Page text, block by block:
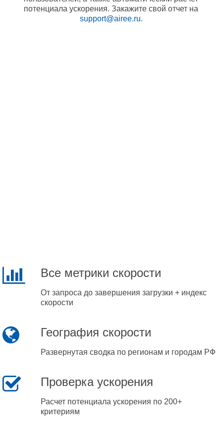
потенциала ускорения. Закажите свой отчет на
support@airee.ru.
Все метрики скорости
От запроса до завершения загрузки + индекс
скорости
География скорости
Развернутая сводка по регионам и городам РФ
Проверка ускорения
Расчет потенциала ускорения по 200+
критериям